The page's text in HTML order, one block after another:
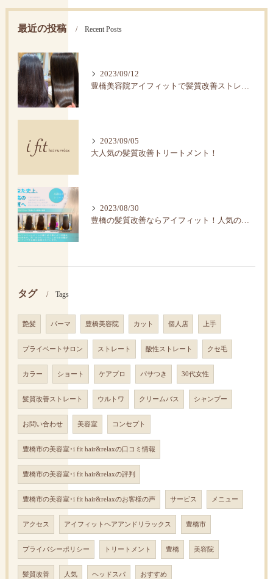
最近の投稿 Recent Posts
2023/09/12
豊橋美容院アイフィットで髪質改善ストレートで艶髪へ。
2023/09/05
大人気の髪質改善トリートメント！
2023/08/30
豊橋の髪質改善ならアイフィット！人気の水素トリートメント
タグ Tags
艶髪 パーマ 豊橋美容院 カット 個人店 上手
プライベートサロン ストレート 酸性ストレート クセ毛
カラー ショート ケアプロ パサつき 30代女性
髪質改善ストレート ウルトワ クリームバス シャンプー
お問い合わせ 美容室 コンセプト
豊橋市の美容室･i fit hair&relaxの口コミ情報
豊橋市の美容室･i fit hair&relaxの評判
豊橋市の美容室･i fit hair&relaxのお客様の声 サービス メニュー
アクセス アイフィットヘアアンドリラックス 豊橋市
プライバシーポリシー トリートメント 豊橋 美容院
髪質改善 人気 ヘッドスパ おすすめ